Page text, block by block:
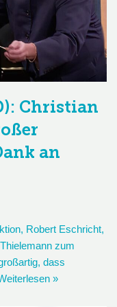
Christian
an
Robert Eschricht,
zum
dass
»